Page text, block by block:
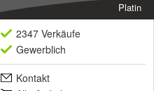
Platin
2347 Verkäufe
Gewerblich
Kontakt